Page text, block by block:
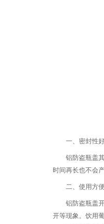
一、密封性
铝防盗瓶盖
时间再长也不会
二、使用方便
铝防盗瓶盖
开等现象。饮用